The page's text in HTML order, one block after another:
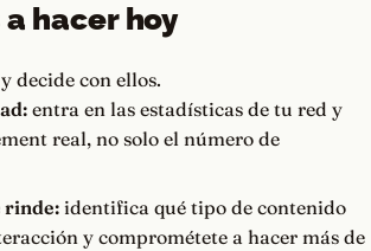
hacer hoy
decide con ellos.
entra en las estadísticas de tu red y
real, no solo el número de
rinde:identifica qué tipo de contenido
y comprométete a hacer más de